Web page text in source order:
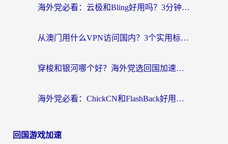
海外党必看：云极和Bling好用吗？3分钟教你选对回国加速器
从澳门用什么VPN访问国内？3个实用标准帮你避开坑，无缝刷剧听歌
穿梭和银河哪个好？海外党选回国加速器的避坑指南，附番茄加速器实测体验
海外党必看：ChickCN和FlashBack好用吗？3招教你选对回国加速器（附云极、HomeCN、斧牛vs艾果对比）
回国游戏加速